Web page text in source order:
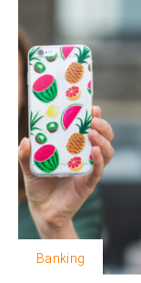
Banking